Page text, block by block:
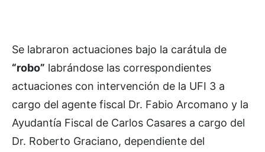
Se labraron actuaciones bajo la carátula de
“robo” labrándose las correspondientes
actuaciones con intervención de la UFI 3 a
cargo del agente fiscal Dr. Fabio Arcomano y la
Ayudantía Fiscal de Carlos Casares a cargo del
Dr. Roberto Graciano, dependiente del